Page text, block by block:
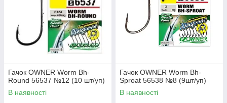
Гачок OWNER Worm Bh-
Round 56537 №12 (10 шт/уп)
В наявності
Гачок OWNER Worm Bh-
Sproat 56538 №8 (9шт/уп)
В наявності